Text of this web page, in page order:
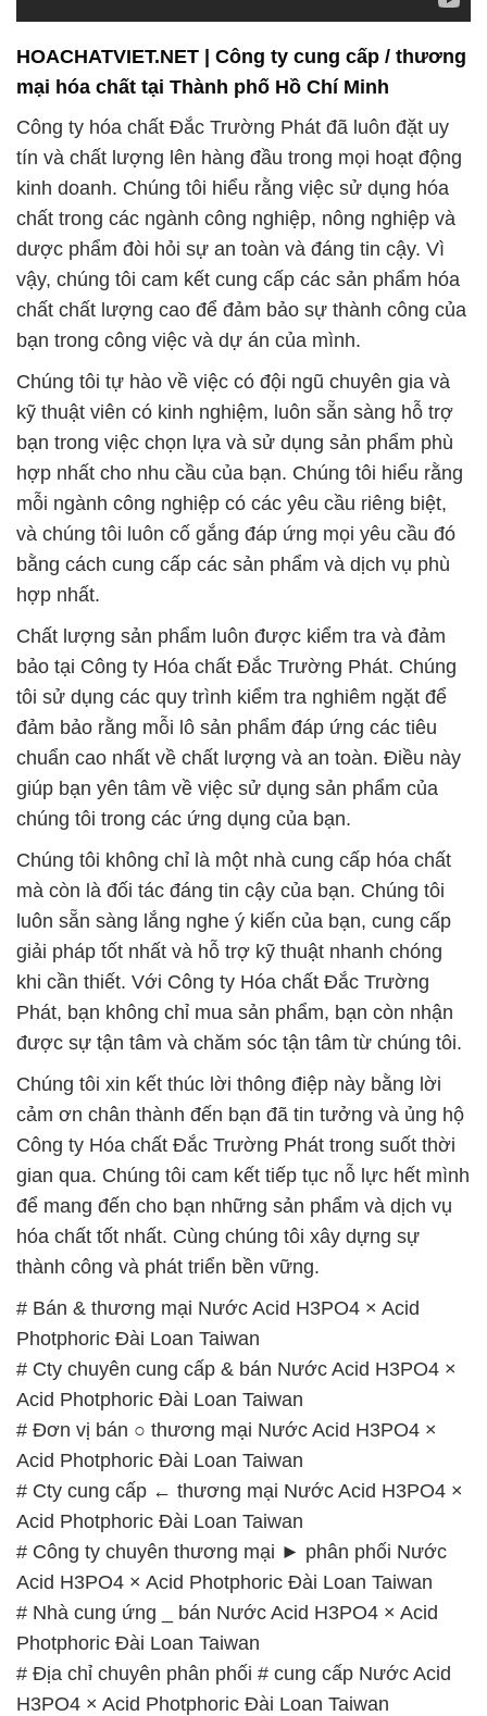
HOACHATVIET.NET | Công ty cung cấp / thương
mại hóa chất tại Thành phố Hồ Chí Minh
Công ty hóa chất Đắc Trường Phát đã luôn đặt uy
tín và chất lượng lên hàng đầu trong mọi hoạt động
kinh doanh. Chúng tôi hiểu rằng việc sử dụng hóa
chất trong các ngành công nghiệp, nông nghiệp và
dược phẩm đòi hỏi sự an toàn và đáng tin cậy. Vì
vậy, chúng tôi cam kết cung cấp các sản phẩm hóa
chất chất lượng cao để đảm bảo sự thành công của
bạn trong công việc và dự án của mình.
Chúng tôi tự hào về việc có đội ngũ chuyên gia và
kỹ thuật viên có kinh nghiệm, luôn sẵn sàng hỗ trợ
bạn trong việc chọn lựa và sử dụng sản phẩm phù
hợp nhất cho nhu cầu của bạn. Chúng tôi hiểu rằng
mỗi ngành công nghiệp có các yêu cầu riêng biệt,
và chúng tôi luôn cố gắng đáp ứng mọi yêu cầu đó
bằng cách cung cấp các sản phẩm và dịch vụ phù
hợp nhất.
Chất lượng sản phẩm luôn được kiểm tra và đảm
bảo tại Công ty Hóa chất Đắc Trường Phát. Chúng
tôi sử dụng các quy trình kiểm tra nghiêm ngặt để
đảm bảo rằng mỗi lô sản phẩm đáp ứng các tiêu
chuẩn cao nhất về chất lượng và an toàn. Điều này
giúp bạn yên tâm về việc sử dụng sản phẩm của
chúng tôi trong các ứng dụng của bạn.
Chúng tôi không chỉ là một nhà cung cấp hóa chất
mà còn là đối tác đáng tin cậy của bạn. Chúng tôi
luôn sẵn sàng lắng nghe ý kiến của bạn, cung cấp
giải pháp tốt nhất và hỗ trợ kỹ thuật nhanh chóng
khi cần thiết. Với Công ty Hóa chất Đắc Trường
Phát, bạn không chỉ mua sản phẩm, bạn còn nhận
được sự tận tâm và chăm sóc tận tâm từ chúng tôi.
Chúng tôi xin kết thúc lời thông điệp này bằng lời
cảm ơn chân thành đến bạn đã tin tưởng và ủng hộ
Công ty Hóa chất Đắc Trường Phát trong suốt thời
gian qua. Chúng tôi cam kết tiếp tục nỗ lực hết mình
để mang đến cho bạn những sản phẩm và dịch vụ
hóa chất tốt nhất. Cùng chúng tôi xây dựng sự
thành công và phát triển bền vững.
# Bán & thương mại Nước Acid H3PO4 × Acid
Photphoric Đài Loan Taiwan
# Cty chuyên cung cấp & bán Nước Acid H3PO4 ×
Acid Photphoric Đài Loan Taiwan
# Đơn vị bán ○ thương mại Nước Acid H3PO4 ×
Acid Photphoric Đài Loan Taiwan
# Cty cung cấp ← thương mại Nước Acid H3PO4 ×
Acid Photphoric Đài Loan Taiwan
# Công ty chuyên thương mại ► phân phối Nước
Acid H3PO4 × Acid Photphoric Đài Loan Taiwan
# Nhà cung ứng _ bán Nước Acid H3PO4 × Acid
Photphoric Đài Loan Taiwan
# Địa chỉ chuyên phân phối # cung cấp Nước Acid
H3PO4 × Acid Photphoric Đài Loan Taiwan